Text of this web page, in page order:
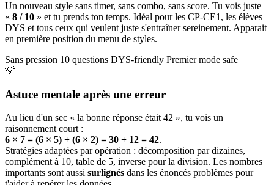
Un nouveau style sans timer, sans combo, sans score. Tu vois juste
« 8 / 10 » et tu prends ton temps. Idéal pour les CP-CE1, les élèves
DYS et tous ceux qui veulent juste s'entraîner sereinement. Apparait
en première position du menu de styles.
Sans pression 10 questions DYS-friendly Premier mode safe
💡
Astuce mentale après une erreur
Au lieu d'un sec « la bonne réponse était 42 », tu vois un
raisonnement court :
6 × 7 = (6 × 5) + (6 × 2) = 30 + 12 = 42.
Stratégies adaptées par opération : décomposition par dizaines,
complément à 10, table de 5, inverse pour la division. Les nombres
importants sont aussi surlignés dans les énoncés problèmes pour